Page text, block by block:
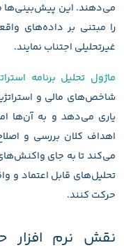
می‌دهند. این پیش‌بینی‌ها
را مبتنی بر داده‌های
غیرتحلیلی اجتناب نمایند.
ماژول تحلیل برنامه
شاخص‌های مالی و
یاری می‌دهد و به آن‌ها
اهداف کلان بررسی و
می‌کند تا به جای
تحلیل‌های قابل اعتماد و
حرکت کنند.
نقش نرم افزار